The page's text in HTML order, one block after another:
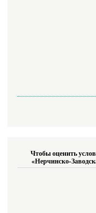
Чтобы оценить
«Нерчинско-